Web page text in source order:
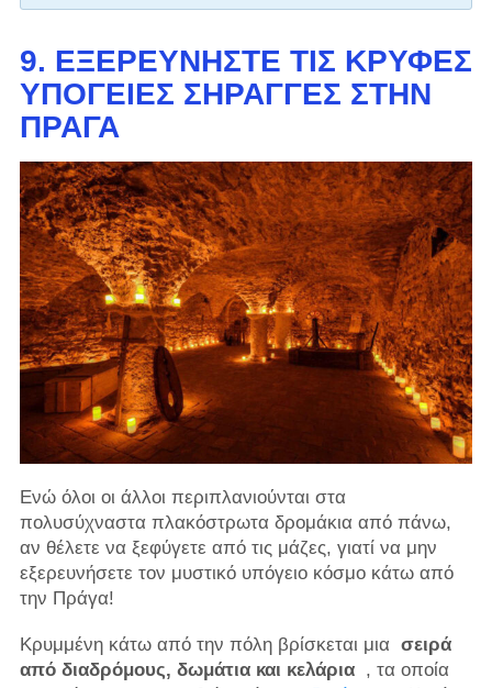
9. ΕΞΕΡΕΥΝΉΣΤΕ ΤΙΣ ΚΡΥΦΈΣ
ΥΠΌΓΕΙΕΣ ΣΉΡΑΓΓΕΣ ΣΤΗΝ
ΠΡΆΓΑ
Ενώ όλοι οι άλλοι περιπλανιούνται στα
πολυσύχναστα πλακόστρωτα δρομάκια από πάνω,
αν θέλετε να ξεφύγετε από τις μάζες, γιατί να μην
εξερευνήσετε τον μυστικό υπόγειο κόσμο κάτω από
την Πράγα!
Κρυμμένη κάτω από την πόλη βρίσκεται μια σειρά
από διαδρόμους, δωμάτια και κελάρια, τα οποία